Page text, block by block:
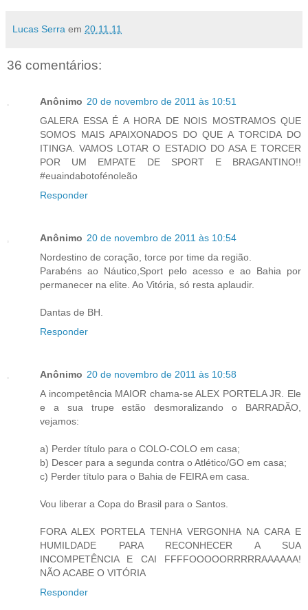
Lucas Serra em 20.11.11
36 comentários:
Anônimo 20 de novembro de 2011 às 10:51
GALERA ESSA É A HORA DE NOIS MOSTRAMOS QUE
SOMOS MAIS APAIXONADOS DO QUE A TORCIDA DO
ITINGA. VAMOS LOTAR O ESTADIO DO ASA E TORCER
POR UM EMPATE DE SPORT E BRAGANTINO!!
#euaindabotofénoleão
Responder
Anônimo 20 de novembro de 2011 às 10:54
Nordestino de coração, torce por time da região.
Parabéns ao Náutico,Sport pelo acesso e ao Bahia por
permanecer na elite. Ao Vitória, só resta aplaudir.
Dantas de BH.
Responder
Anônimo 20 de novembro de 2011 às 10:58
A incompetência MAIOR chama-se ALEX PORTELA JR. Ele
e a sua trupe estão desmoralizando o BARRADÃO,
vejamos:
a) Perder título para o COLO-COLO em casa;
b) Descer para a segunda contra o Atlético/GO em casa;
c) Perder título para o Bahia de FEIRA em casa.
Vou liberar a Copa do Brasil para o Santos.
FORA ALEX PORTELA TENHA VERGONHA NA CARA E
HUMILDADE PARA RECONHECER A SUA
INCOMPETÊNCIA E CAI FFFFOOOOORRRRRAAAAAA!
NÃO ACABE O VITÓRIA
Responder